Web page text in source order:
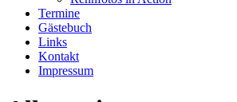
Termine
Gästebuch
Links
Kontakt
Impressum